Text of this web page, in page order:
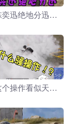
告白：陈奕迅绝地分迅啊！
告白：这个操作看似天衣无缝，实则白给。